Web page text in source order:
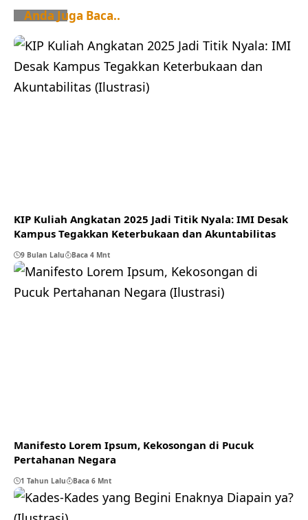
Anda Juga Baca..
KIP Kuliah Angkatan 2025 Jadi Titik Nyala: IMI Desak
Kampus Tegakkan Keterbukaan dan Akuntabilitas
9 Bulan Lalu Baca 4 Mnt
Manifesto Lorem Ipsum, Kekosongan di Pucuk
Pertahanan Negara
1 Tahun Lalu Baca 6 Mnt